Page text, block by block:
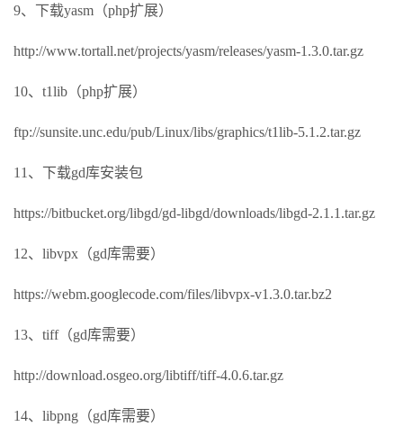
9、下载yasm（php扩展）
http://www.tortall.net/projects/yasm/releases/yasm-1.3.0.tar.gz
10、t1lib（php扩展）
ftp://sunsite.unc.edu/pub/Linux/libs/graphics/t1lib-5.1.2.tar.gz
11、下载gd库安装包
https://bitbucket.org/libgd/gd-libgd/downloads/libgd-2.1.1.tar.gz
12、libvpx（gd库需要）
https://webm.googlecode.com/files/libvpx-v1.3.0.tar.bz2
13、tiff（gd库需要）
http://download.osgeo.org/libtiff/tiff-4.0.6.tar.gz
14、libpng（gd库需要）